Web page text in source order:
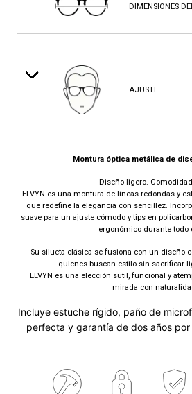
DIMENSIONES
AJUSTE
Montura óptica metálica de
Diseño ligero.
ELVYN es una montura de líneas redondas y
que redefine la elegancia con sencillez.
suave para un ajuste cómodo y tips en
ergonómico durante todo
Su silueta clásica se fusiona con un diseño
quienes buscan estilo sin sacrificar
ELVYN es una elección sutil, funcional y
mirada con
Incluye estuche rígido, paño de
perfecta y garantía de dos años